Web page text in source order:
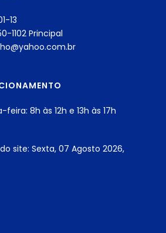
13
1102 Principal
8h às 12h e 13h às 17h
site: Sexta, 07 Agosto 2026,